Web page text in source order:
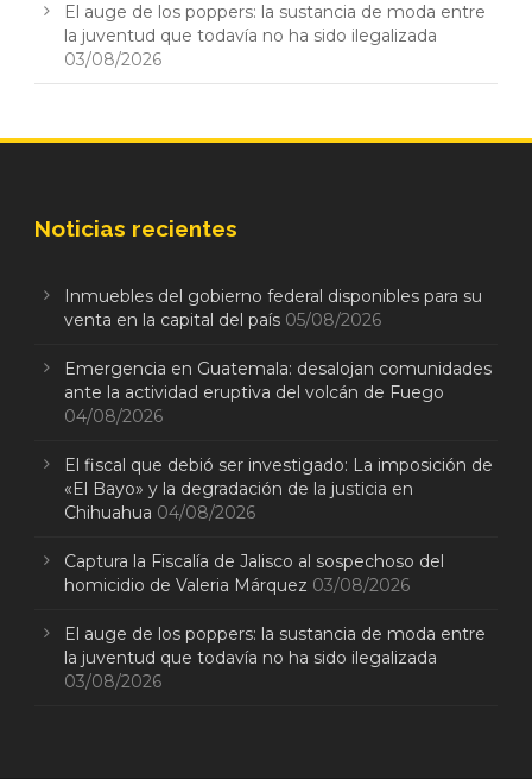
El auge de los poppers: la sustancia de moda entre
la juventud que todavía no ha sido ilegalizada
03/08/2026
Noticias recientes
Inmuebles del gobierno federal disponibles para su
venta en la capital del país 05/08/2026
Emergencia en Guatemala: desalojan comunidades
ante la actividad eruptiva del volcán de Fuego
04/08/2026
El fiscal que debió ser investigado: La imposición de
«El Bayo» y la degradación de la justicia en
Chihuahua 04/08/2026
Captura la Fiscalía de Jalisco al sospechoso del
homicidio de Valeria Márquez 03/08/2026
El auge de los poppers: la sustancia de moda entre
la juventud que todavía no ha sido ilegalizada
03/08/2026